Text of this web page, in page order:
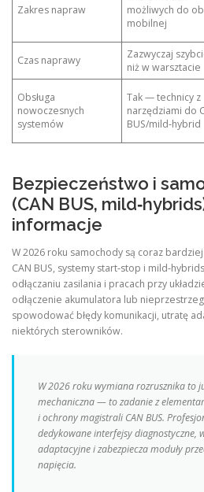
Zakres napraw
możliwych do
mobilnej
Czas naprawy
Zazwyczaj
niż w warsztacie
Obsługa
nowoczesnych
systemów
Tak — technicy z
narzędziami do
BUS/mild‑hybrid
Bezpieczeństwo i
(CAN BUS,
informacje
W 2026 roku samochody są coraz
CAN BUS, systemy start‑stop i
odłączaniu zasilania i pracach przy
odłączenie akumulatora lub
spowodować błędy komunikacji, utratę
niektórych sterowników.
W 2026 roku wymiana rozrusznika to
mechaniczna — to zadanie z
i ochrony magistrali CAN BUS.
dedykowane interfejsy diagnostyczne,
adaptacyjne i zabezpiecza moduły
napięcia.